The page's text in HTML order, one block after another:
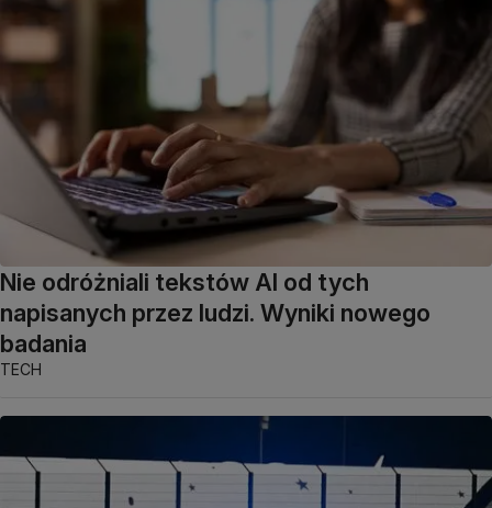
Nie odróżniali tekstów AI od tych
napisanych przez ludzi. Wyniki nowego
badania
TECH